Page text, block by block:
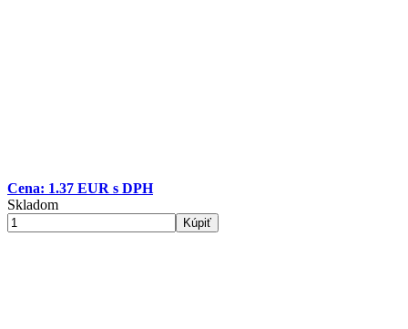
Cena: 1.37 EUR s DPH
Skladom
Kúpiť